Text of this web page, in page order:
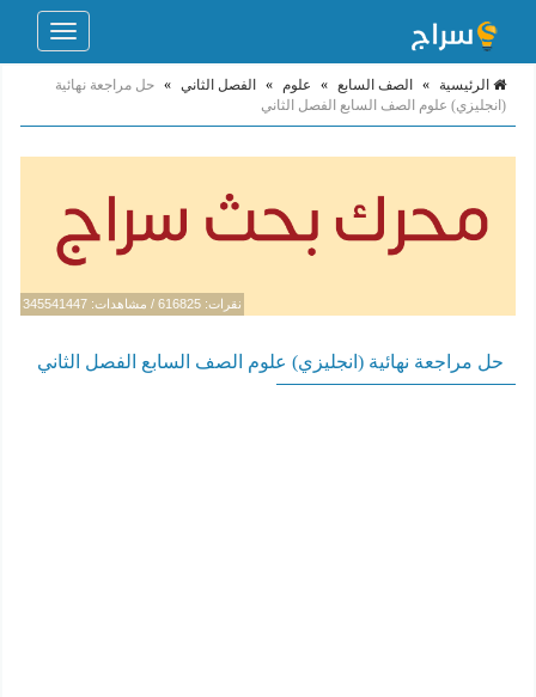
Toggle
الرئيسية » الصف السابع » علوم » الفصل الثاني » حل مراجعة نهائية
(انجليزي) علوم الصف السابع الفصل الثاني
نقرات: 616825 / مشاهدات: 345541447
حل مراجعة نهائية (انجليزي) علوم الصف السابع الفصل الثاني